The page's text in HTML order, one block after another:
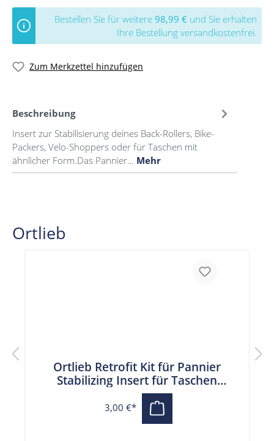
Bestellen Sie für weitere 98,99 € und Sie erhalten
Ihre Bestellung versandkostenfrei.
Zum Merkzettel hinzufügen
Beschreibung
Insert zur Stabilisierung deines Back-Rollers, Bike-
Packers, Velo-Shoppers oder für Taschen mit
ähnlicher Form.Das Pannier… Mehr
Ortlieb
Ortlieb Retrofit Kit für Pannier
Stabilizing Insert für Taschen
vor 2024
3,00 €*